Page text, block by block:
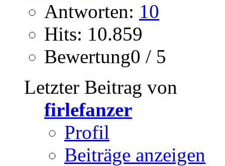
Antworten: 10
Hits: 10.859
Bewertung0 / 5
Letzter Beitrag von
firlefanzer
Profil
Beiträge anzeigen